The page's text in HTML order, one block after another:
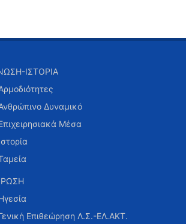
ΙΣΤΟΡΙΑ
Δυναμικό
Μέσα
Επιθεώρηση Λ.Σ.-ΕΛ.ΑΚΤ.